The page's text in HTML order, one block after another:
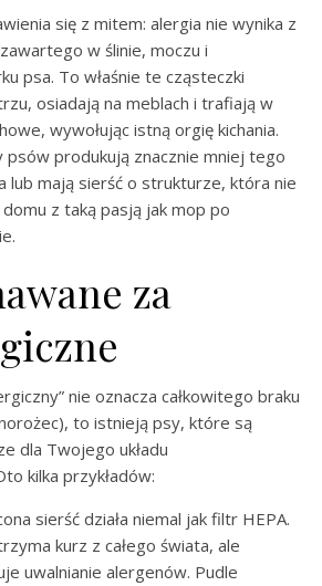
się z mitem: alergia nie wynika z
w ślinie, moczu i
psa. To właśnie te cząsteczki
osiadają na meblach i trafiają w
wywołując istną orgię kichania.
psów produkują znacznie mniej tego
lub mają sierść o strukturze, która nie
z taką pasją jak mop po
za
nie oznacza całkowitego braku
to istnieją psy, które są
dla Twojego układu
kilka przykładów:
sierść działa niemal jak filtr HEPA.
kurz z całego świata, ale
uwalnianie alergenów. Pudle